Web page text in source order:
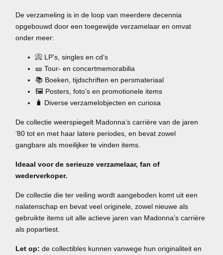
De verzameling is in de loop van meerdere decennia
opgebouwd door een toegewijde verzamelaar en omvat
onder meer:
📀 LP’s, singles en cd’s
🎫 Tour- en concertmemorabilia
📚 Boeken, tijdschriften en persmateriaal
🖼️ Posters, foto’s en promotionele items
🧳 Diverse verzamelobjecten en curiosa
De collectie weerspiegelt Madonna’s carrière van de jaren
’80 tot en met haar latere periodes, en bevat zowel
gangbare als moeilijker te vinden items.
Ideaal voor de serieuze verzamelaar, fan of
wederverkoper.
De collectie die ter veiling wordt aangeboden komt uit een
nalatenschap en bevat veel originele, zowel nieuwe als
gebruikte items uit alle actieve jaren van Madonna’s carrière
als popartiest.
Let op: de collectibles kunnen vanwege hun originaliteit en